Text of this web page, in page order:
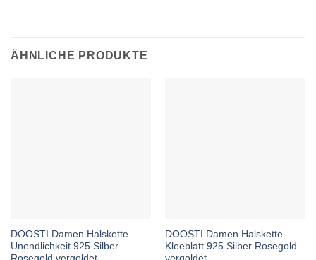
ÄHNLICHE PRODUKTE
DOOSTI Damen Halskette
Unendlichkeit 925 Silber
DOOSTI Damen Halskette
Kleeblatt 925 Silber Rosegold